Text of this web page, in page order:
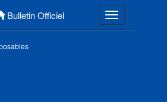
Bulletin Officiel Toggle